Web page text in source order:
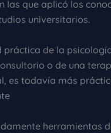
las que aplicó los
universitarios.
práctica de la
o de una
es todavía más
herramientas